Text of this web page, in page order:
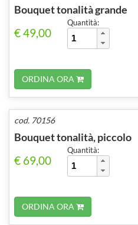
Bouquet tonalità grande
€ 49,00
Quantità:
ORDINA ORA
cod. 70156
Bouquet tonalità, piccolo
€ 69,00
Quantità:
ORDINA ORA